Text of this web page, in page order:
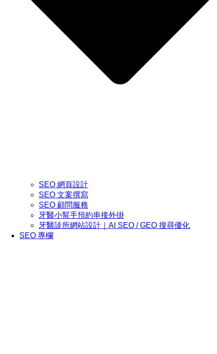
SEO 網頁設計
SEO 文案撰寫
SEO 顧問服務
牙醫小幫手預約串接外掛
牙醫診所網站設計｜AI SEO / GEO 搜尋優化
SEO 專欄